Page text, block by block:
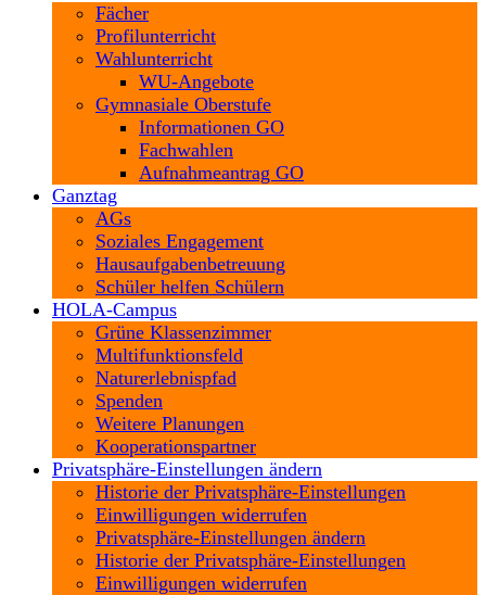
Fächer
Profilunterricht
Wahlunterricht
WU-Angebote
Gymnasiale Oberstufe
Informationen GO
Fachwahlen
Aufnahmeantrag GO
Ganztag
AGs
Soziales Engagement
Hausaufgabenbetreuung
Schüler helfen Schülern
HOLA-Campus
Grüne Klassenzimmer
Multifunktionsfeld
Naturerlebnispfad
Spenden
Weitere Planungen
Kooperationspartner
Privatsphäre-Einstellungen ändern
Historie der Privatsphäre-Einstellungen
Einwilligungen widerrufen
Privatsphäre-Einstellungen ändern
Historie der Privatsphäre-Einstellungen
Einwilligungen widerrufen